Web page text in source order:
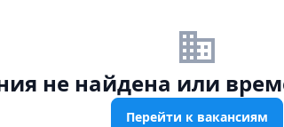
не найдена или
Перейти к вакансиям